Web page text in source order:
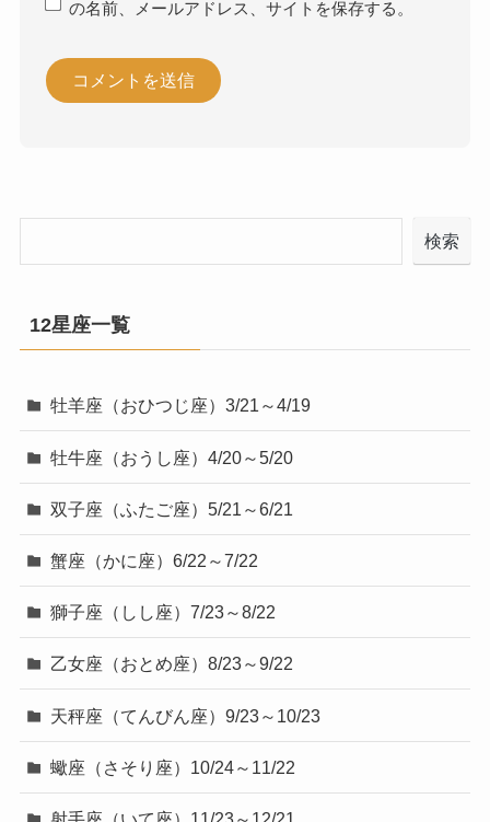
の名前、メールアドレス、サイトを保存する。
検索
12星座一覧
牡羊座（おひつじ座）3/21～4/19
牡牛座（おうし座）4/20～5/20
双子座（ふたご座）5/21～6/21
蟹座（かに座）6/22～7/22
獅子座（しし座）7/23～8/22
乙女座（おとめ座）8/23～9/22
天秤座（てんびん座）9/23～10/23
蠍座（さそり座）10/24～11/22